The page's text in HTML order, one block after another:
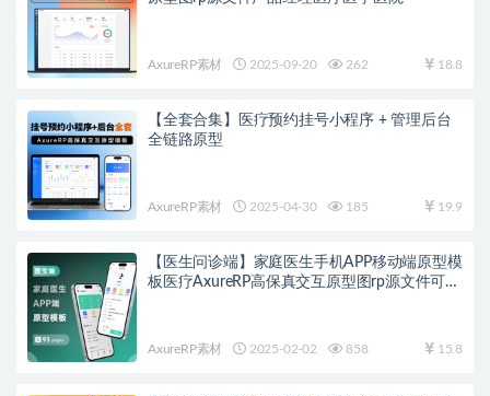
AxureRP素材 2025-09-20 262 18.8
【全套合集】医疗预约挂号小程序 + 管理后台
全链路原型
AxureRP素材 2025-04-30 185 19.9
【医生问诊端】家庭医生手机APP移动端原型模
板医疗AxureRP高保真交互原型图rp源文件可编
AxureRP素材 2025-02-02 858 15.8